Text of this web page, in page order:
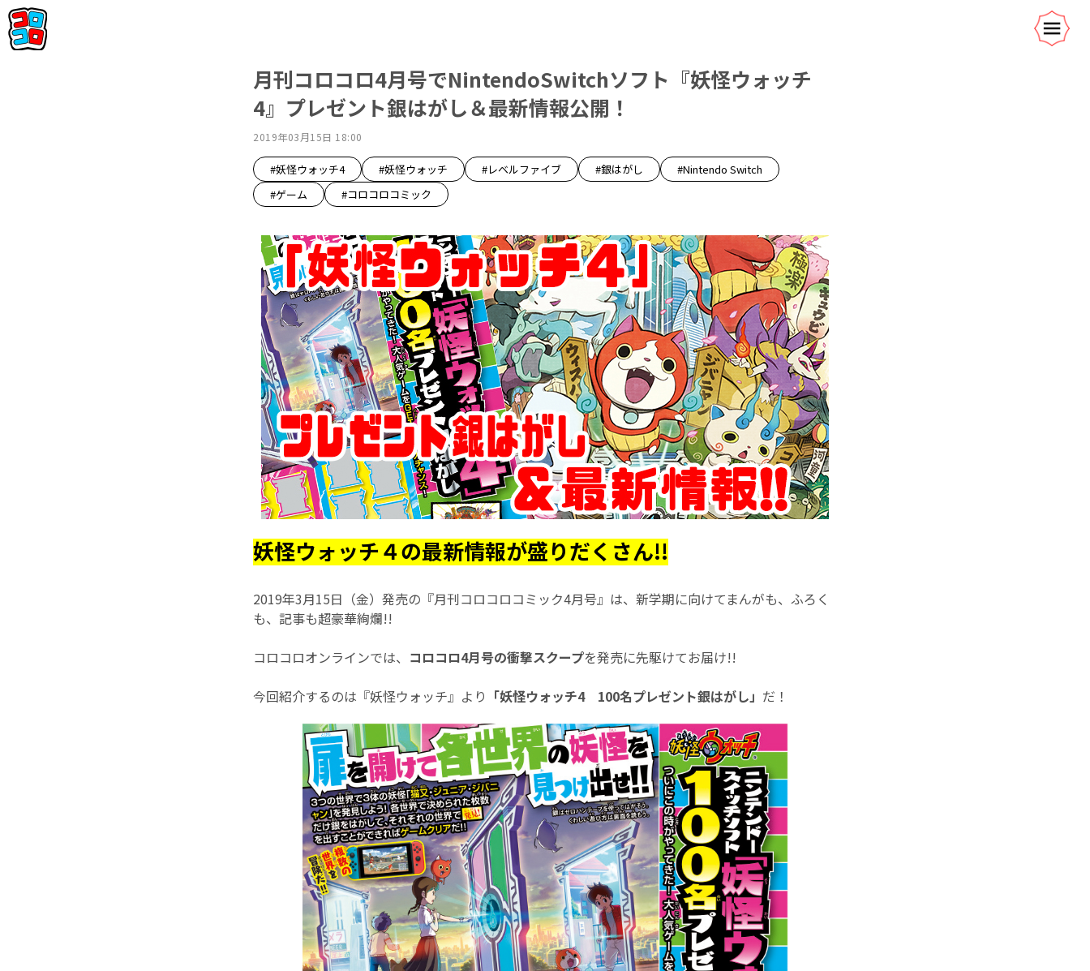
月刊コロコロ4月号でNintendoSwitchソフト『妖怪ウォッチ
4』プレゼント銀はがし＆最新情報公開！
2019年03月15日 18:00
#妖怪ウォッチ4 #妖怪ウォッチ #レベルファイブ #銀はがし
#Nintendo Switch
#ゲーム
#コロコロコミック
妖怪ウォッチ４の最新情報が盛りだくさん!!
2019年3月15日（金）発売の『月刊コロコロコミック4月号』は、新学期に向けてまんがも、ふろく
も、記事も超豪華絢爛!!
コロコロオンラインでは、 コロコロ4月号の衝撃スクープを発売に先駆けてお届け!!
今回紹介するのは『妖怪ウォッチ』より 「妖怪ウォッチ4 100名プレゼント銀はがし」 だ！